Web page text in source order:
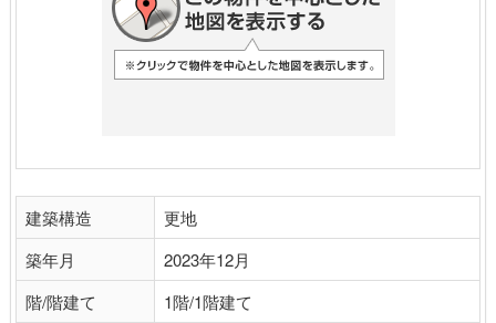
建築構造
更地
築年月
2023年12月
階/階建て
1階/1階建て